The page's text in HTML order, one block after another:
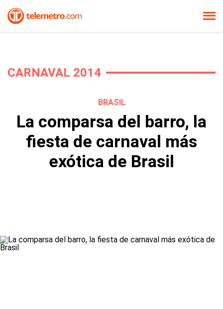
CARNAVAL 2014
BRASIL
La comparsa del barro, la
fiesta de carnaval más
exótica de Brasil